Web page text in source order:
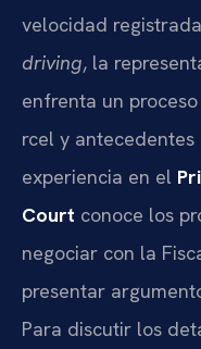
velocidad
driving, la
enfrenta un
rcel y antecedentes
experiencia en el
Court conoce los
negociar con la
presentar
Para discutir los